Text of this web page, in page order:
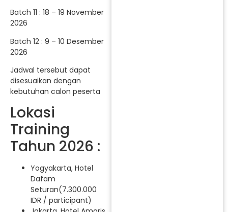
Batch 11 : 18 – 19 November
2026
Batch 12 : 9 – 10 Desember
2026
Jadwal tersebut dapat
disesuaikan dengan
kebutuhan calon peserta
Lokasi
Training
Tahun 2026 :
Yogyakarta, Hotel
Dafam
Seturan(7.300.000
IDR / participant)